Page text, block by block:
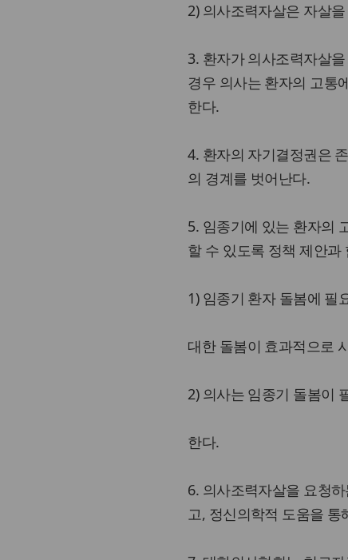
2) 의사조력자살은 자살
3. 환자가 의사조력자살
경우 의사는 환자의 고통
한다.
4. 환자의 자기결정권은
의 경계를 벗어난다.
5. 임종기에 있는 환자의
할 수 있도록 정책 제안
1) 임종기 환자 돌봄에 필
대한 돌봄이 효과적으로
2) 의사는 임종기 돌봄이
한다.
6. 의사조력자살을 요청
고, 정신의학적 도움을